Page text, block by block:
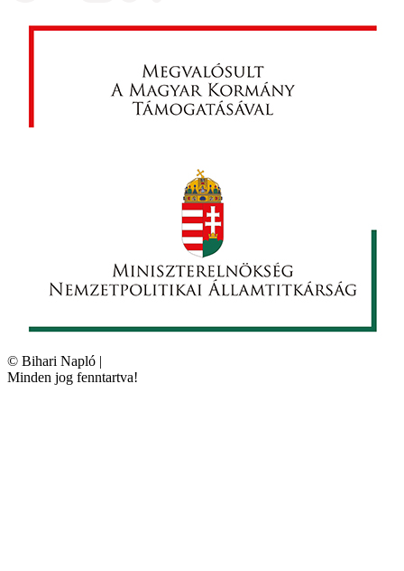
© Bihari Napló |
Minden jog fenntartva!